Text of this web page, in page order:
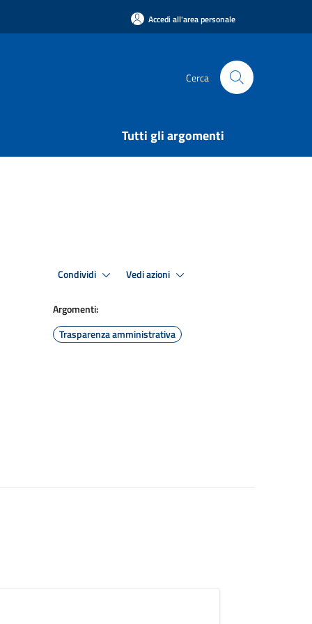
Accedi all'area personale
Cerca
Tutti gli argomenti
Condividi Vedi azioni
Argomenti:
Trasparenza amministrativa